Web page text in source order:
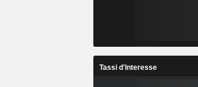
Tassi d'Interesse